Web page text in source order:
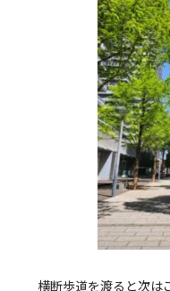
横断歩道を渡ると次